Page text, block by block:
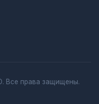
Все права защищены.